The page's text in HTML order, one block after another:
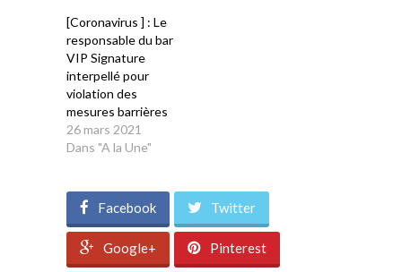
[Coronavirus ] : Le
responsable du bar
VIP Signature
interpellé pour
violation des
mesures barrières
26 mars 2021
Dans "A la Une"
Facebook Twitter
Google+ Pinterest